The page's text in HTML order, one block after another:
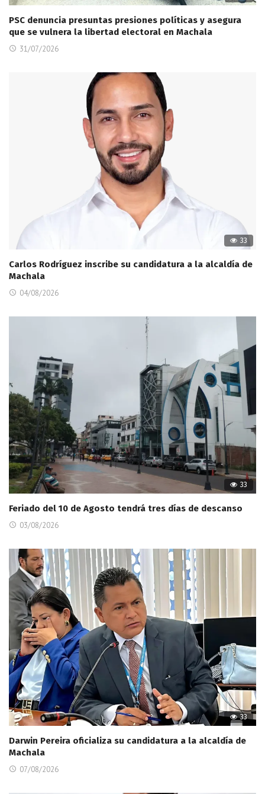
PSC denuncia presuntas presiones políticas y asegura
que se vulnera la libertad electoral en Machala
31/07/2026
33
Carlos Rodríguez inscribe su candidatura a la alcaldía de
Machala
04/08/2026
33
Feriado del 10 de Agosto tendrá tres días de descanso
03/08/2026
33
Darwin Pereira oficializa su candidatura a la alcaldía de
Machala
07/08/2026